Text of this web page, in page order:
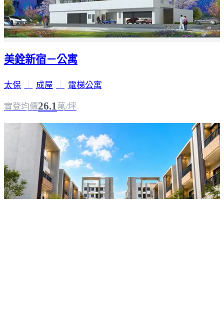
美銓新宿－公寓
太保 成屋 電梯公寓
實登均價26.1萬/坪